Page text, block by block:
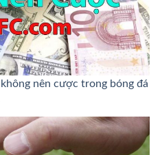
nên cược trong bóng đá